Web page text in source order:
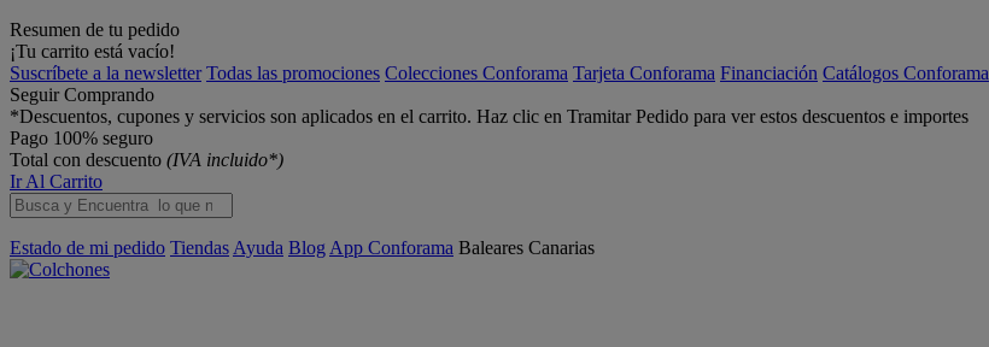
Resumen de tu pedido
¡Tu carrito está vacío!
Suscríbete a la newsletter Todas las promociones Colecciones Conforama Tarjeta Conforama Financiación Catálogos Conforama
Seguir Comprando
*Descuentos, cupones y servicios son aplicados en el carrito. Haz clic en Tramitar Pedido para ver estos descuentos e importes
Pago 100% seguro
Total con descuento (IVA incluido*)
Ir Al Carrito
Estado de mi pedido Tiendas Ayuda Blog App Conforama Baleares Canarias